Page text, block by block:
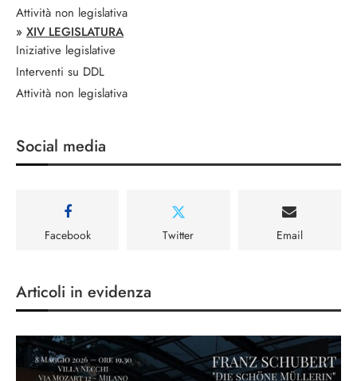
Attività non legislativa
» XIV LEGISLATURA
Iniziative legislative
Interventi su DDL
Attività non legislativa
Social media
Facebook Twitter Email
Articoli in evidenza